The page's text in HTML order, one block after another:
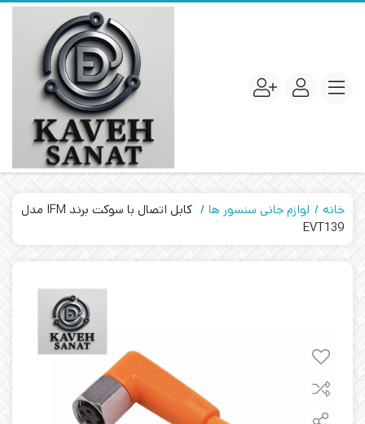
خانه لوازم جانی سنسور ها
کابل اتصال با سوکت برند IFM مدل
EVT139